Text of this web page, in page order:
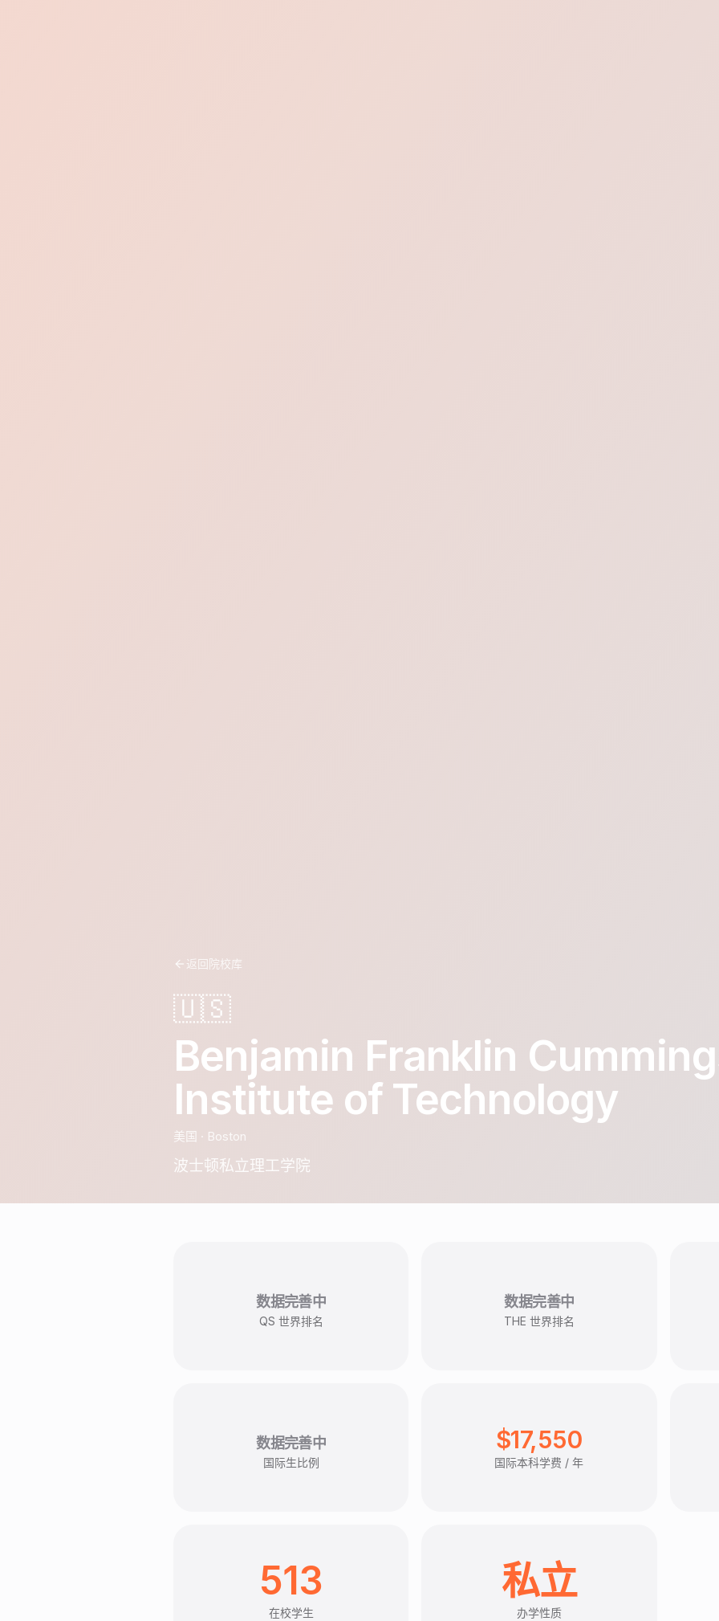
返回院校库
🇺🇸
Benjamin Franklin
Institute of Technology
美国 · Boston
波士顿私立理工学院
数据完善中
QS 世界排名
数据完善中
THE 世界排名
数据完善中
国际生比例
$17,550
国际本科学费 / 年
513
在校学生
私立
办学性质